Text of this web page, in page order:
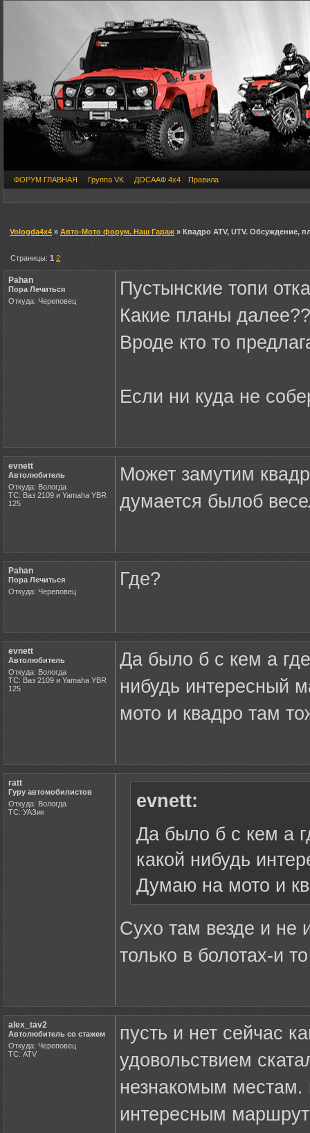
ФОРУМ ГЛАВНАЯ Группа VK ДОСААФ 4х4 Правила
Vologda4x4 » Авто-Мото форум. Наш Гараж » Квадро ATV, UTV. Обсуждение,
Страницы:1 2
Pahan
Пора Лечиться
Откуда: Череповец
Пустынские топи
Какие планы далее??
Вроде кто то
Если ни куда не
evnett
Автолюбитель
Откуда: Вологда
ТС: Ваз 2109 и Yamaha YBR
125
Может замутим
думается былоб
Pahan
Пора Лечиться
Откуда: Череповец
Где?
evnett
Автолюбитель
Откуда: Вологда
ТС: Ваз 2109 и Yamaha YBR
125
Да было б с кем а
нибудь интересный
мото и квадро там
ratt
Гуру автомобилистов
Откуда: Вологда
ТС: УАЗик
evnett:
Да было б с кем а
какой нибудь
Думаю на мото и
Сухо там везде и не
только в болотах-и
alex_tav2
Автолюбитель со стажем
Откуда: Череповец
ТС: ATV
пусть и нет сейчас
удовольствием
незнакомым местам.
интересным